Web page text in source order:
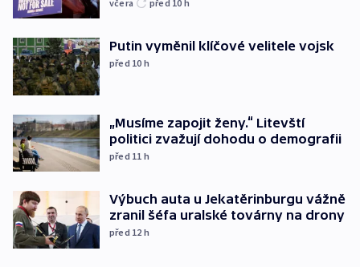
včera před 10 h
Putin vyměnil klíčové velitele vojsk
před 10 h
„Musíme zapojit ženy.“ Litevští
politici zvažují dohodu o demografii
před 11 h
Výbuch auta u Jekatěrinburgu vážně
zranil šéfa uralské továrny na drony
před 12 h